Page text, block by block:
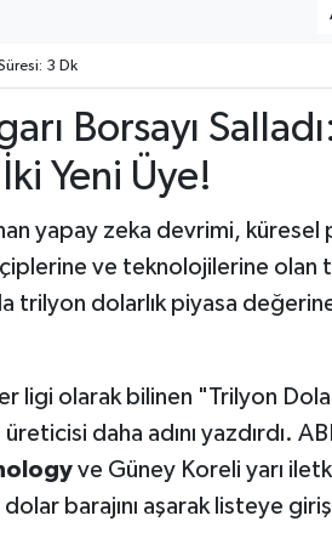
3 Dk
Borsayı
Yeni Üye!
yapay zeka devrimi, küresel
ve teknolojilerine olan
trilyon dolarlık piyasa
ligi olarak bilinen "Trilyon
daha adını yazdırdı.
ve Güney Koreli yarı
barajını aşarak listeye